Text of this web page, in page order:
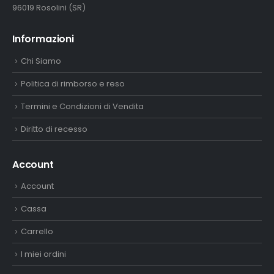
96019 Rosolini (SR)
Informazioni
Chi Siamo
Politica di rimborso e reso
Termini e Condizioni di Vendita
Diritto di recesso
Account
Account
Cassa
Carrello
I miei ordini